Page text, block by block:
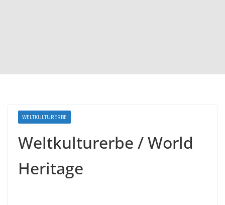
WELTKULTURERBE
Weltkulturerbe / World
Heritage